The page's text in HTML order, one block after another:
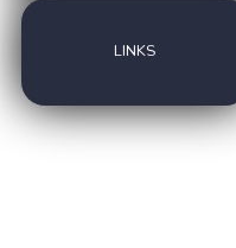
LINKS